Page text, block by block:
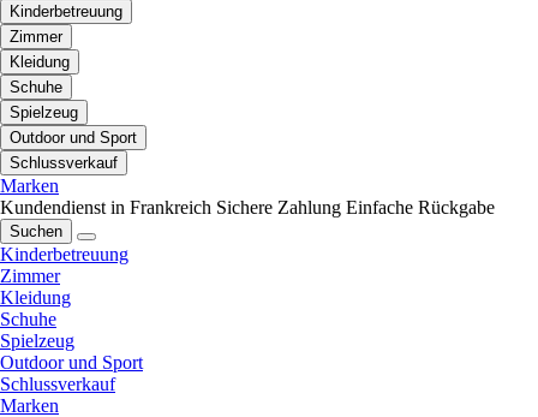
Kinderbetreuung
Zimmer
Kleidung
Schuhe
Spielzeug
Outdoor und Sport
Schlussverkauf
Marken
Kundendienst in Frankreich Sichere Zahlung Einfache Rückgabe
Suchen
Kinderbetreuung
Zimmer
Kleidung
Schuhe
Spielzeug
Outdoor und Sport
Schlussverkauf
Marken